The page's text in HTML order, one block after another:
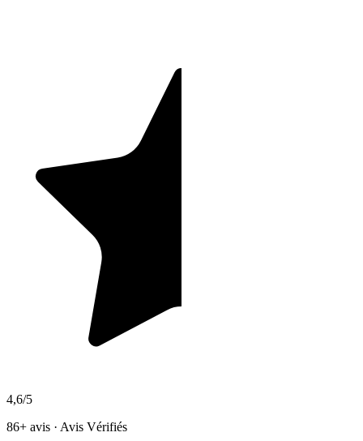
4,6/5
86+ avis · Avis Vérifiés